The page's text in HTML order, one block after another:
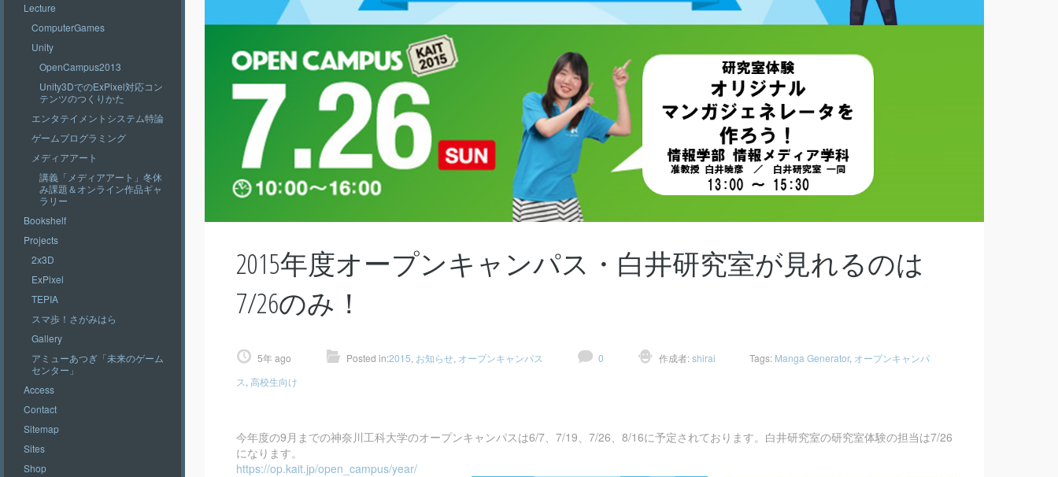
Lecture
ComputerGames
Unity
OpenCampus2013
Unity3DでのExPixel対応コン
テンツのつくりかた
エンタテイメントシステム特論
ゲームプログラミング
メディアアート
講義「メディアアート」冬休
み課題＆オンライン作品ギャ
ラリー
Bookshelf
Projects
2x3D
ExPixel
TEPIA
スマ歩！さがみはら
Gallery
アミューあつぎ「未来のゲーム
センター」
Access
Contact
Sitemap
Sites
Shop
2015年度オープンキャンパス・白井研究室が見れるのは
7/26のみ！
5年 ago Posted in:2015 お知らせ オープンキャンパス 0 作成者:shirai Tags: Manga Generator, オープンキャンパ
ス 高校生向け
今年度の9月までの神奈川工科大学のオープンキャンパスは6/7、7/19、7/26、8/16に予定されております。白井研究室の研究室体験の担当は7/26
になります。
https://op.kait.jp/open_campus/year/